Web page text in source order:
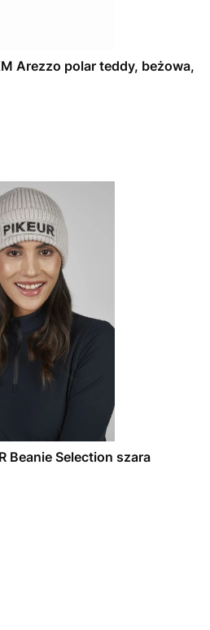
Arezzo polar teddy, beżowa,
Beanie Selection szara